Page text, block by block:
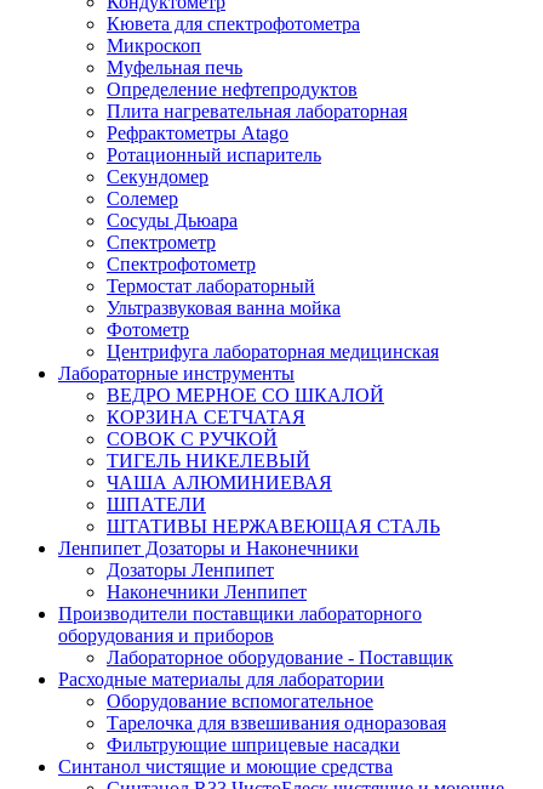
Кювета для спектрофотометра
Микроскоп
Муфельная печь
Определение нефтепродуктов
Плита нагревательная лабораторная
Рефрактометры Atago
Ротационный испаритель
Секундомер
Солемер
Сосуды Дьюара
Спектрометр
Спектрофотометр
Термостат лабораторный
Ультразвуковая ванна мойка
Фотометр
Центрифуга лабораторная медицинская
Лабораторные инструменты
ВЕДРО МЕРНОЕ СО ШКАЛОЙ
КОРЗИНА СЕТЧАТАЯ
СОВОК С РУЧКОЙ
ТИГЕЛЬ НИКЕЛЕВЫЙ
ЧАША АЛЮМИНИЕВАЯ
ШПАТЕЛИ
ШТАТИВЫ НЕРЖАВЕЮЩАЯ СТАЛЬ
Ленпипет Дозаторы и Наконечники
Дозаторы Ленпипет
Наконечники Ленпипет
Производители поставщики лабораторного
оборудования и приборов
Лабораторное оборудование - Поставщик
Расходные материалы для лаборатории
Оборудование вспомогательное
Тарелочка для взвешивания одноразовая
Фильтрующие шприцевые насадки
Синтанол чистящие и моющие средства